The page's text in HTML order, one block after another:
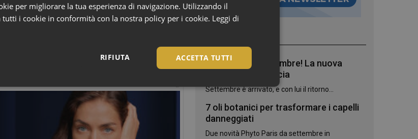
e approvati per pelli sensibili e soggette a eczema.
Tutti i prodotti Gallinée sono disponibili presso le
Bentornato, settembre! La nuova
stagione in farmacia
Settembre è arrivato, e con lui il ritorno...
7 oli botanici per trasformare i capelli
danneggiati
Due novità Phyto Paris da settembre in
per migliorare la tua esperienza di navigazione. Utilizzando il
i cookie in conformità con la nostra policy per i cookie. Leggi di
ACCETTA TUTTI
RIFIUTA
Necessari